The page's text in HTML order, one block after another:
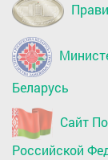
Беларусь
Сайт
Российской